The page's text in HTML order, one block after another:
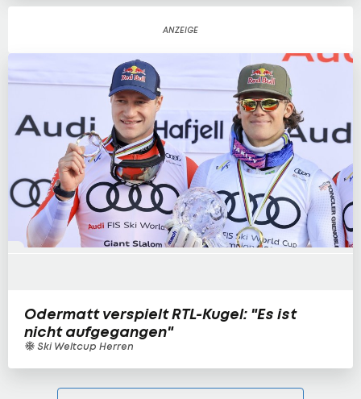
Odermatt verspielt RTL-Kugel: "Es ist
nicht aufgegangen"
Ski Weltcup Herren